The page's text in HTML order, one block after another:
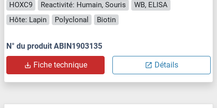
HOXC9 Reactivité: Humain, Souris
WB, ELISA
Hôte: Lapin
Polyclonal Biotin
N° du produit ABIN1903135
Fiche technique Détails